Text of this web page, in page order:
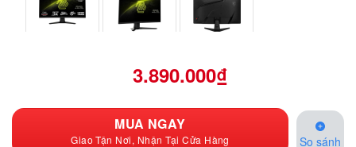
3.890.000₫
MUA NGAY
Giao Tận Nơi, Nhận Tại Cửa Hàng So sánh